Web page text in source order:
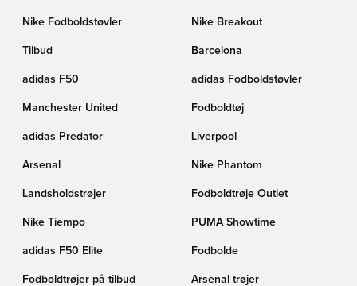
Nike Fodboldstøvler Nike Breakout
Tilbud Barcelona
adidas F50 adidas Fodboldstøvler
Manchester United Fodboldtøj
adidas Predator Liverpool
Arsenal Nike Phantom
Landsholdstrøjer Fodboldtrøje Outlet
Nike Tiempo PUMA Showtime
adidas F50 Elite Fodbolde
Fodboldtrøjer på tilbud Arsenal trøjer